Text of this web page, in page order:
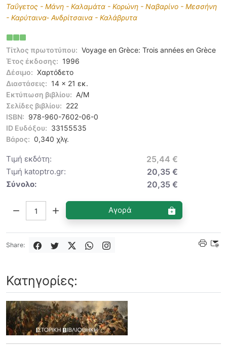
Ταΰγετος - Μάνη - Καλαμάτα - Κορώνη - Ναβαρίνο - Μεσσήνη
- Καρύταινα- Ανδρίτσαινα - Καλάβρυτα
Τίτλος πρωτοτύπου: Voyage en Grèce: Trois années en Grèce
Έτος έκδοσης: 1996
Δέσιμο: Χαρτόδετο
Διαστάσεις: 14 x 21 εκ.
Εκτύπωση βιβλίου: Α/Μ
Σελίδες βιβλίου: 222
ISBN: 978-960-7602-06-0
ID Ευδόξου: 33155535
Βάρος: 0,340 χλγ.
Τιμή εκδότη: 25,44 €
Τιμή katoptro.gr: 20,35 €
Σύνολο: 20,35 €
Αγορά
Share:
Κατηγορίες: